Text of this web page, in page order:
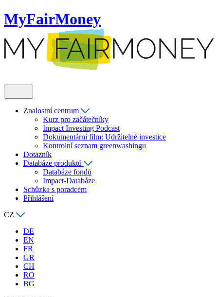
MyFairMoney
Znalostní centrum
Kurz pro začátečníky
Impact Investing Podcast
Dokumentární film: Udržitelné investice
Kontrolní seznam greenwashingu
Dotazník
Databáze produktů
Databáze fondů
Impact-Databáze
Schůzka s poradcem
Přihlášení
CZ
DE
EN
FR
GR
CH
RO
BG